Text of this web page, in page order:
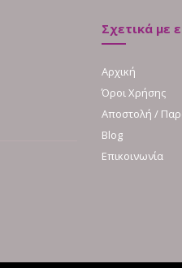
Σχετικά με
Αρχική
Όροι Χρήσης
Αποστολή /
Blog
Επικοινωνία